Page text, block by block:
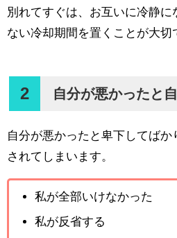
別れてすぐは、お互いに冷静に
ない冷却期間を置くことが大切
2 自分が悪かったと
自分が悪かったと卑下してば
されてしまいます。
私が全部いけなかった
私が反省する